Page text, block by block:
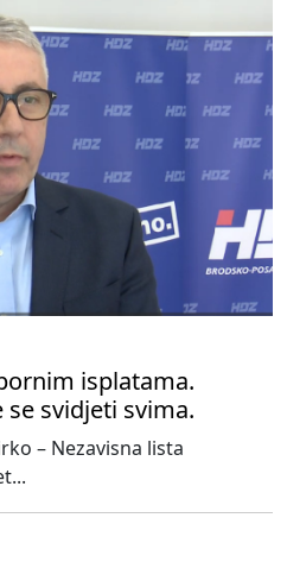
isplatama.
svidjeti svima.
– Nezavisna lista